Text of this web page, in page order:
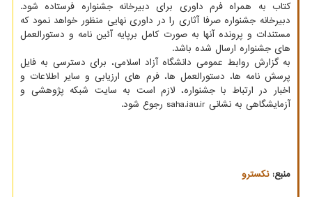
کتاب به همراه فرم داوری برای دبیرخانه جشنواره فرستاده شود.
دبیرخانه جشنواره صرفا آثاری را در داوری نهایی منظور خواهد نمود که
مستندات و پرونده آنها به صورت کامل برپایه آئین نامه و دستورالعمل
های جشنواره ارسال شده باشد.
به گزارش روابط عمومی دانشگاه آزاد اسلامی، برای دسترسی به فایل
پرسش نامه ها، دستورالعمل ها، فرم های ارزیابی و سایر اطلاعات و
اخبار در ارتباط با جشنواره، لازم است به سایت شبکه پژوهشی و
آزمایشگاهی به نشانی saha.iau.ir رجوع شود.
منبع:نكسترو